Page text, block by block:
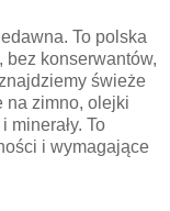
To polska
bez konserwantów,
świeże
na zimno, olejki
minerały. To
i wymagające